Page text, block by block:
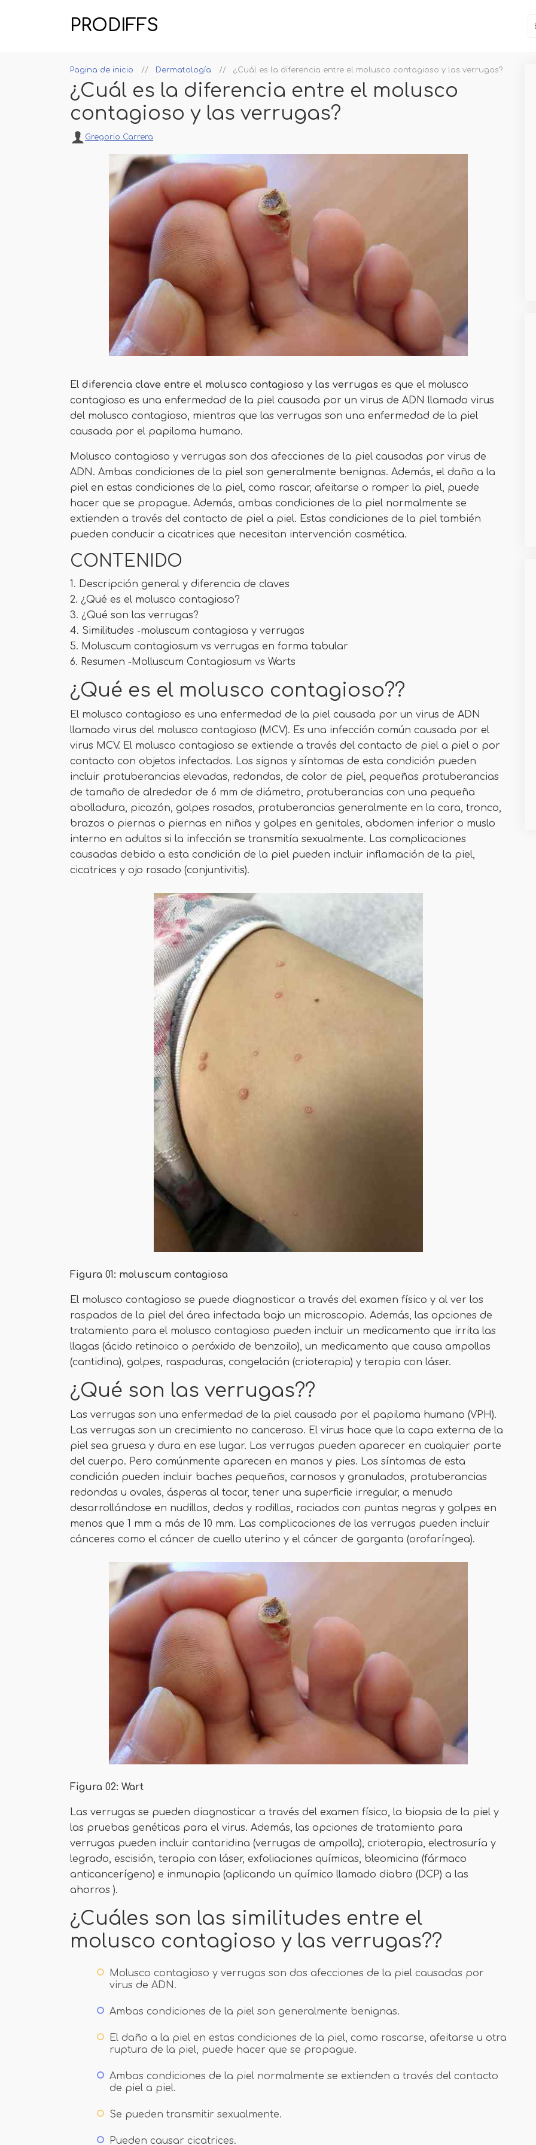
PRODIFFS
Pagina de inicio Dermatología ¿Cuál es la diferencia entre el molusco contagioso y las verrugas?
¿Cuál es la diferencia entre el molusco
contagioso y las verrugas?
Gregorio Carrera
El diferencia clave entre el molusco contagioso y las verrugas es que el molusco
contagioso es una enfermedad de la piel causada por un virus de ADN llamado virus
del molusco contagioso, mientras que las verrugas son una enfermedad de la piel
causada por el papiloma humano.
Molusco contagioso y verrugas son dos afecciones de la piel causadas por virus de
ADN. Ambas condiciones de la piel son generalmente benignas. Además, el daño a la
piel en estas condiciones de la piel, como rascar, afeitarse o romper la piel, puede
hacer que se propague. Además, ambas condiciones de la piel normalmente se
extienden a través del contacto de piel a piel. Estas condiciones de la piel también
pueden conducir a cicatrices que necesitan intervención cosmética.
CONTENIDO
1. Descripción general y diferencia de claves
2. ¿Qué es el molusco contagioso?
3. ¿Qué son las verrugas?
4. Similitudes -moluscum contagiosa y verrugas
5. Moluscum contagiosum vs verrugas en forma tabular
6. Resumen -Molluscum Contagiosum vs Warts
¿Qué es el molusco contagioso??
El molusco contagioso es una enfermedad de la piel causada por un virus de ADN
llamado virus del molusco contagioso (MCV). Es una infección común causada por el
virus MCV. El molusco contagioso se extiende a través del contacto de piel a piel o por
contacto con objetos infectados. Los signos y síntomas de esta condición pueden
incluir protuberancias elevadas, redondas, de color de piel, pequeñas protuberancias
de tamaño de alrededor de 6 mm de diámetro, protuberancias con una pequeña
abolladura, picazón, golpes rosados, protuberancias generalmente en la cara, tronco,
brazos o piernas o piernas en niños y golpes en genitales, abdomen inferior o muslo
interno en adultos si la infección se transmitía sexualmente. Las complicaciones
causadas debido a esta condición de la piel pueden incluir inflamación de la piel,
cicatrices y ojo rosado (conjuntivitis).
Figura 01: moluscum contagiosa
El molusco contagioso se puede diagnosticar a través del examen físico y al ver los
raspados de la piel del área infectada bajo un microscopio. Además, las opciones de
tratamiento para el molusco contagioso pueden incluir un medicamento que irrita las
llagas (ácido retinoico o peróxido de benzoilo), un medicamento que causa ampollas
(cantidina), golpes, raspaduras, congelación (crioterapia) y terapia con láser.
¿Qué son las verrugas??
Las verrugas son una enfermedad de la piel causada por el papiloma humano (VPH).
Las verrugas son un crecimiento no canceroso. El virus hace que la capa externa de la
piel sea gruesa y dura en ese lugar. Las verrugas pueden aparecer en cualquier parte
del cuerpo. Pero comúnmente aparecen en manos y pies. Los síntomas de esta
condición pueden incluir baches pequeños, carnosos y granulados, protuberancias
redondas u ovales, ásperas al tocar, tener una superficie irregular, a menudo
desarrollándose en nudillos, dedos y rodillas, rociados con puntas negras y golpes en
menos que 1 mm a más de 10 mm. Las complicaciones de las verrugas pueden incluir
cánceres como el cáncer de cuello uterino y el cáncer de garganta (orofaríngea).
Figura 02: Wart
Las verrugas se pueden diagnosticar a través del examen físico, la biopsia de la piel y
las pruebas genéticas para el virus. Además, las opciones de tratamiento para
verrugas pueden incluir cantaridina (verrugas de ampolla), crioterapia, electrosuría y
legrado, escisión, terapia con láser, exfoliaciones químicas, bleomicina (fármaco
anticancerígeno) e inmunapia (aplicando un químico llamado diabro (DCP) a las
ahorros ).
¿Cuáles son las similitudes entre el
molusco contagioso y las verrugas??
Molusco contagioso y verrugas son dos afecciones de la piel causadas por
virus de ADN.
Ambas condiciones de la piel son generalmente benignas.
El daño a la piel en estas condiciones de la piel, como rascarse, afeitarse u otra
ruptura de la piel, puede hacer que se propague.
Ambas condiciones de la piel normalmente se extienden a través del contacto
de piel a piel.
Se pueden transmitir sexualmente.
Pueden causar cicatrices.